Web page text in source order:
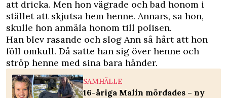
att dricka. Men hon vägrade och bad honom i
stället att skjutsa hem henne. Annars, sa hon,
skulle hon anmäla honom till polisen.
Han blev rasande och slog Ann så hårt att hon
föll omkull. Då satte han sig över henne och
ströp henne med sina bara händer.
SAMHÄLLE
16-åriga Malin mördades – ny